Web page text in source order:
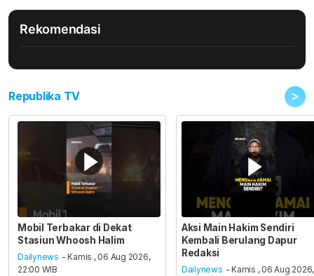
Rekomendasi
Republika TV >
Mobil Terbakar di Dekat
Stasiun Whoosh Halim
Dailynews - Kamis , 06 Aug 2026,
22:00 WIB
Aksi Main Hakim Sendiri
Kembali Berulang Dapur
Redaksi
Dailynews - Kamis , 06 Aug 2026,